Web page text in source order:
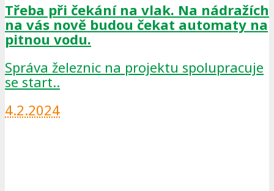
Třeba při čekání na vlak. Na nádražích
na vás nově budou čekat automaty na
pitnou vodu.
Správa železnic na projektu spolupracuje
se start..
4.2.2024